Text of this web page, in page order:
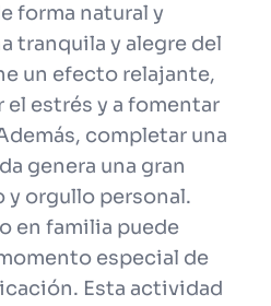
forma natural y
tranquila y alegre del
un efecto relajante,
el estrés y a fomentar
completar una
genera una gran
y orgullo personal.
en familia puede
especial de
Esta actividad